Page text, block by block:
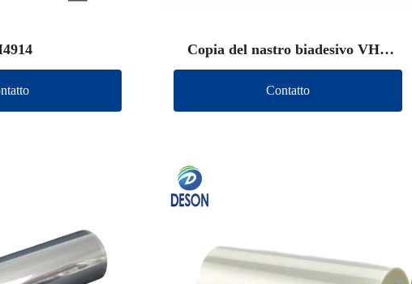
Copia del nastro biadesivo VHB
(altro marchio)
Contatto